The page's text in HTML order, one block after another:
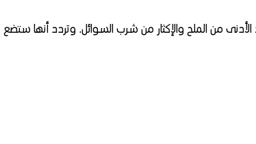
على الحصول على الحد الأدنى من الملح والإكثار من شرب السوائل. وتردد أنها ستضع